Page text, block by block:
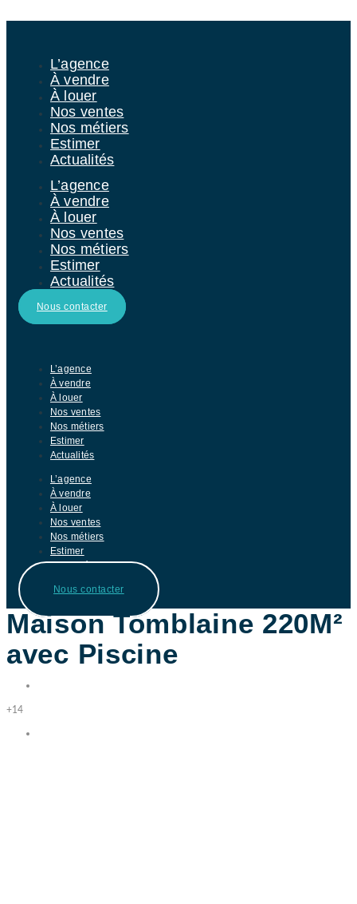
L’agence
À vendre
À louer
Nos ventes
Nos métiers
Estimer
Actualités
L’agence
À vendre
À louer
Nos ventes
Nos métiers
Estimer
Actualités
Nous contacter
L’agence
À vendre
À louer
Nos ventes
Nos métiers
Estimer
Actualités
L’agence
À vendre
À louer
Nos ventes
Nos métiers
Estimer
Actualités
Nous contacter
Maison Tomblaine 220M²
avec Piscine
+14